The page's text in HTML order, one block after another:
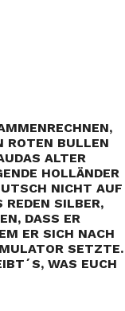
ROTEN BULLEN
ALTER
HOLLÄNDER
NICHT AUF
SILBER,
DASS ER
ER SICH NACH
SETZTE.
WAS EUCH